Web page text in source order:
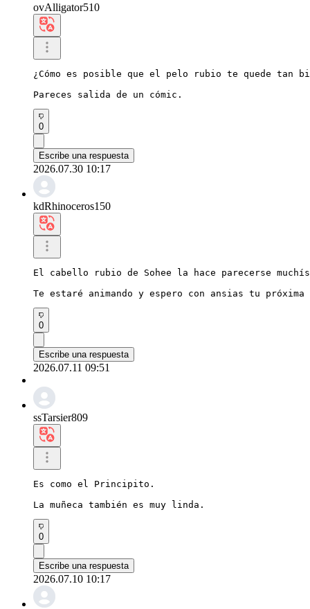
ovAlligator510
¿Cómo es posible que el pelo rubio te quede tan
Pareces salida de un cómic.
0
Escribe una respuesta
2026.07.30 10:17
kdRhinoceros150
El cabello rubio de Sohee la hace parecerse
Te estaré animando y espero con ansias tu
0
Escribe una respuesta
2026.07.11 09:51
ssTarsier809
Es como el Principito.
La muñeca también es muy linda.
0
Escribe una respuesta
2026.07.10 10:17